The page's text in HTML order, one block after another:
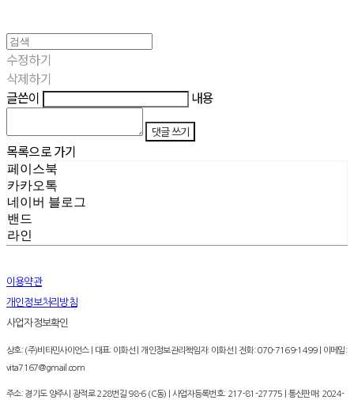
수정하기
삭제하기
글쓴이
내용
댓글 쓰기
목록으로 가기
페이스북
카카오톡
네이버 블로그
밴드
라인
이용약관
개인정보처리방침
사업자정보확인
상호: (주)비타민사이언스 | 대표: 이화선 | 개인정보관리책임자: 이화선 | 전화: 070-7169-1499 | 이메일:
vita7167@gmail.com
주소: 경기도 양주시 광적로 228번길 98-6 (C동) | 사업자등록번호: 217-81-27775 | 통신판매: 2024-